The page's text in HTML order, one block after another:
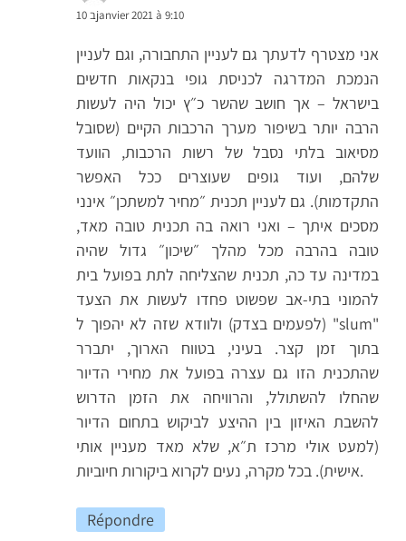
10 בjanvier 2021 à 9:10
אני מצטרף לדעתך גם לעניין התחבורה, וגם לעניין
הנמכת המדרגה לכניסת גופי בנקאות חדשים
בישראל – אך חושב שהשר כ״ץ יכול היה לעשות
הרבה יותר בשיפור מערך הרכבות הקיים (שסובל
מסיאוב בלתי נסבל של רשות הרכבות, הוועד
שלהם, ועוד גופים שעוצרים ככל האפשר
התקדמות). גם לעניין תכנית ״מחיר למשתכן״ אינני
מסכים איתך – ואני רואה בה תכנית טובה מאד,
טובה בהרבה מכל מהלך ״שיכון״ גדול שהיה
במדינה עד כה, תכנית שהצליחה לתת בפועל בית
להמוני בתי-אב שפשוט פחדו לעשות את הצעד
(לפעמים בצדק) ולוודא שזה לא יהפוך ל "slum"
בתוך זמן קצר. בעיני, בטווח הארוך, יתברר
שהתכנית הזו גם עצרה בפועל את מחירי הדיור
שהחלו להשתולל, והרוויחה את הזמן הדרוש
להשבת האיזון בין ההיצע לביקוש בתחום הדיור
(למעט אולי מרכז ת״א, שלא מאד מעניין אותי
אישית). בכל מקרה, נעים לקרוא ביקורות חיוביות.
Répondre